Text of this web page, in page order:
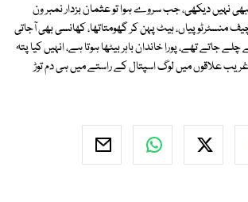
نہیں دیکھی، جب سروے ہوا تو عثمان بزدار نمبر ون
منسٹرٹوپیاں، ہیٹ پہن کر گھومتاتھا، کھانسی بھی آجاتی
جاتے تھے، پورا خاندان باہر بیٹھا ہوتا ہے، انہیں کیا پتہ
غریب علاقوں میں لوگ اسپتال کے راستے میں ہی دم توڑ